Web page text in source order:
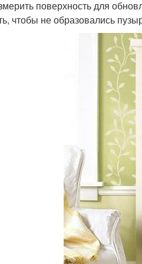
поверхность для
чтобы не образовались